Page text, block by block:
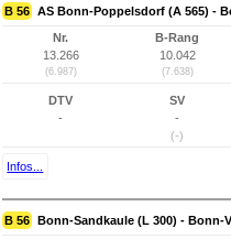
B 56 AS Bonn-Poppelsdorf (A 565) -
Nr.
13.266
(6.987)
B-Rang
10.042
(7.638)
DTV
-
SV
-
(-)
Infos...
B 56 Bonn-Sandkaule (L 300) - Bonn-